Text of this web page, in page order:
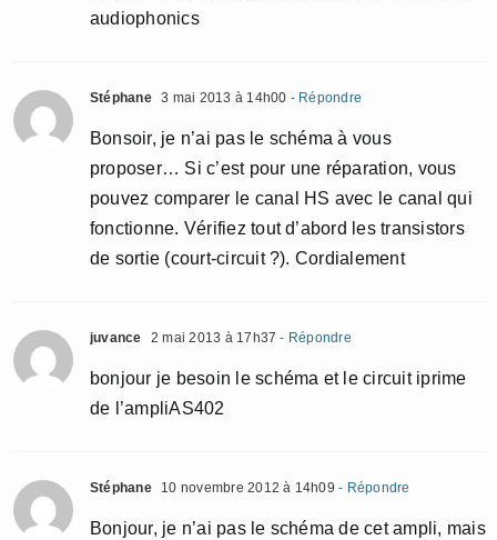
audiophonics
Stéphane 3 mai 2013 à 14h00 - Répondre
Bonsoir, je n’ai pas le schéma à vous
proposer… Si c’est pour une réparation, vous
pouvez comparer le canal HS avec le canal qui
fonctionne. Vérifiez tout d’abord les transistors
de sortie (court-circuit ?). Cordialement
juvance 2 mai 2013 à 17h37 - Répondre
bonjour je besoin le schéma et le circuit iprime
de l’ampliAS402
Stéphane 10 novembre 2012 à 14h09 - Répondre
Bonjour, je n’ai pas le schéma de cet ampli, mais